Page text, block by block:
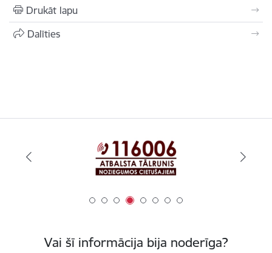
Drukāt lapu
Dalīties
Vai šī informācija bija noderīga?